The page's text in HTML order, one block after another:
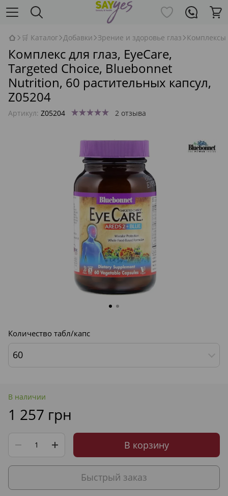
🛒 Каталог Добавки Зрение и здоровье глаз
Комплекс для глаз, EyeCare,
Targeted Choice, Bluebonnet
Nutrition, 60 растительных капсул,
Z05204
Артикул: Z05204 2 отзыва
Количество табл/капс
60
В наличии
1 257 грн
В корзину
Быстрый заказ